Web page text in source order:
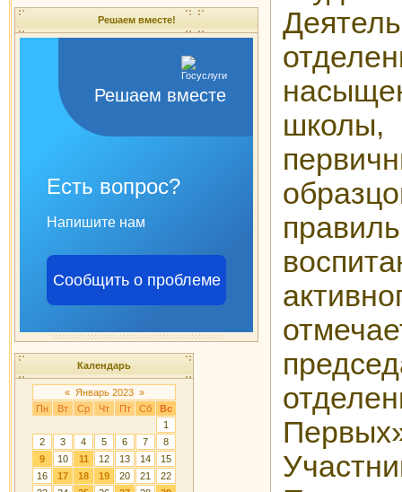
Решаем вместе!
Решаем вместе
Есть вопрос?
Напишите нам
Сообщить о проблеме
Календарь
« Январь 2023 »
Пн
Вт Ср Чт Пт Сб
Вс
1
2
3 4 5 6 7
8
9
10 11 12 13 14
15
16
17 18 19 20 21
22
школы,